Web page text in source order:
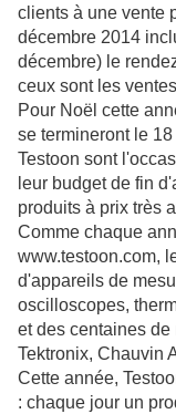
clients à une vente
décembre 2014
décembre) le
ceux sont les
Pour Noël cette
se termineront le
Testoon sont
leur budget de fin
produits à prix très
Comme chaque
www.testoon.com,
d'appareils de
oscilloscopes,
et des centaines de
Tektronix, Chauvin
Cette année,
: chaque jour un